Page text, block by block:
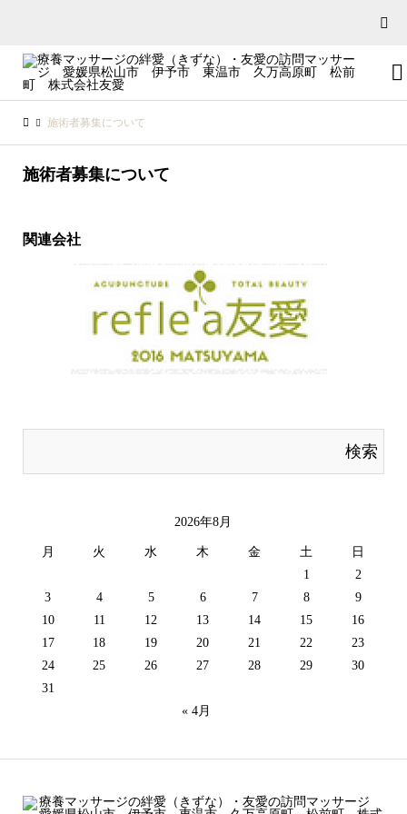

施術者募集について
施術者募集について
関連会社
2026年8月
月 火 水 木 金 土
日
1
2
3
4 5 6 7 8
9
10
11 12 13 14 15
16
17
18 19 20 21 22
23
24
25 26 27 28 29
30
31
« 4月